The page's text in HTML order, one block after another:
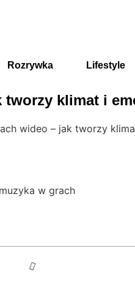
Rozrywka Lifestyle
tworzy klimat i
wideo – jak tworzy